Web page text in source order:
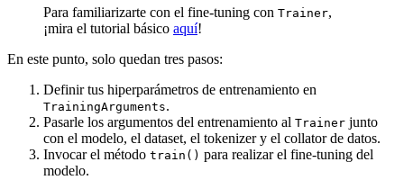
Para familiarizarte con el fine-tuning con Trainer,
¡mira el tutorial básico aquí!
En este punto, solo quedan tres pasos:
Definir tus hiperparámetros de entrenamiento en
TrainingArguments.
Pasarle los argumentos del entrenamiento al Trainer junto
con el modelo, el dataset, el tokenizer y el collator de datos.
Invocar el método train() para realizar el fine-tuning del
modelo.